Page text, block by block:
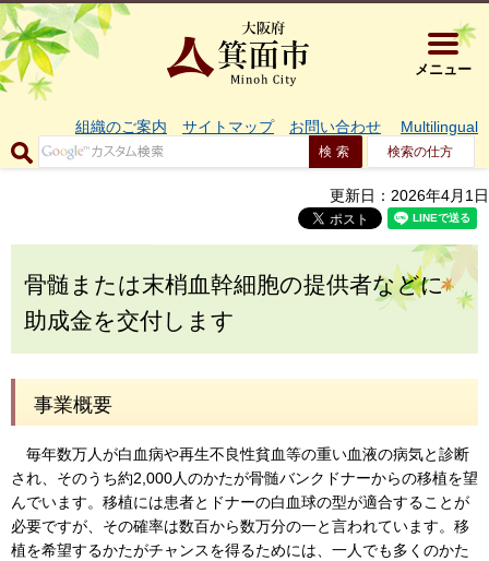
大阪府箕
メニュー
組織のご案内 サイトマップ お問い合わせ Multilingual
検索の仕方
更新日：2026年4月1日
骨髄または末梢血幹細胞の提供者などに
助成金を交付します
事業概要
毎年数万人が白血病や再生不良性貧血等の重い血液の病気と診断
され、そのうち約2,000人のかたが骨髄バンクドナーからの移植を望
んでいます。移植には患者とドナーの白血球の型が適合することが
必要ですが、その確率は数百から数万分の一と言われています。移
植を希望するかたがチャンスを得るためには、一人でも多くのかた